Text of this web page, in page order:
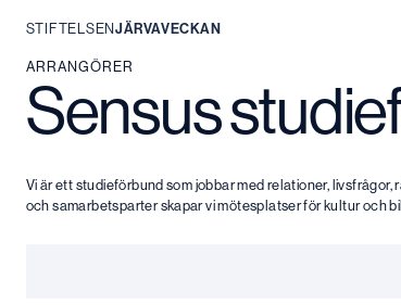
Hoppa
innehåll
STIFTELSENJÄRVAVECKAN
ARRANGÖRER
Sensus
Vi är ett studieförbund som jobbar med relationer,
och samarbetsparter skapar vi mötesplatser för kultur och